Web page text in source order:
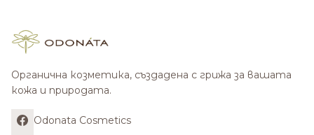
Органична козметика, създадена с грижа за вашата
кожа и природата.
Odonata Cosmetics